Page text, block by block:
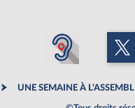
UNE SEMAINE À